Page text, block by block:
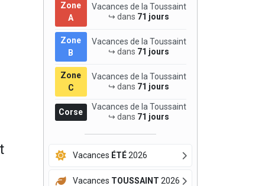
Zone
A
Vacances de la Toussaint
↪ dans 71 jours
Zone
B
Vacances de la Toussaint
↪ dans 71 jours
Zone
C
Vacances de la Toussaint
↪ dans 71 jours
Corse
Vacances de la Toussaint
↪ dans 71 jours
Vacances ÉTÉ2026
Vacances TOUSSAINT 2026